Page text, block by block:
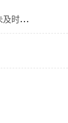
认证警示 | 过期的证书莫使用，一机构未及时处置暂停期满的认证证书，被罚9.5万！